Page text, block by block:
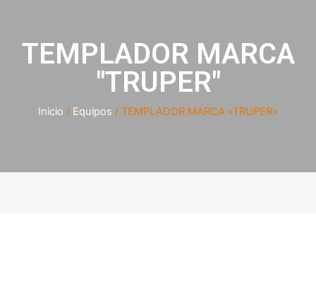
TEMPLADOR MARCA
"TRUPER"
Inicio / Equipos / TEMPLADOR MARCA «TRUPER»